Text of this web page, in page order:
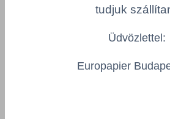
Felhasználási feltételek
tudjuk
Üdvözlettel:
Europapier